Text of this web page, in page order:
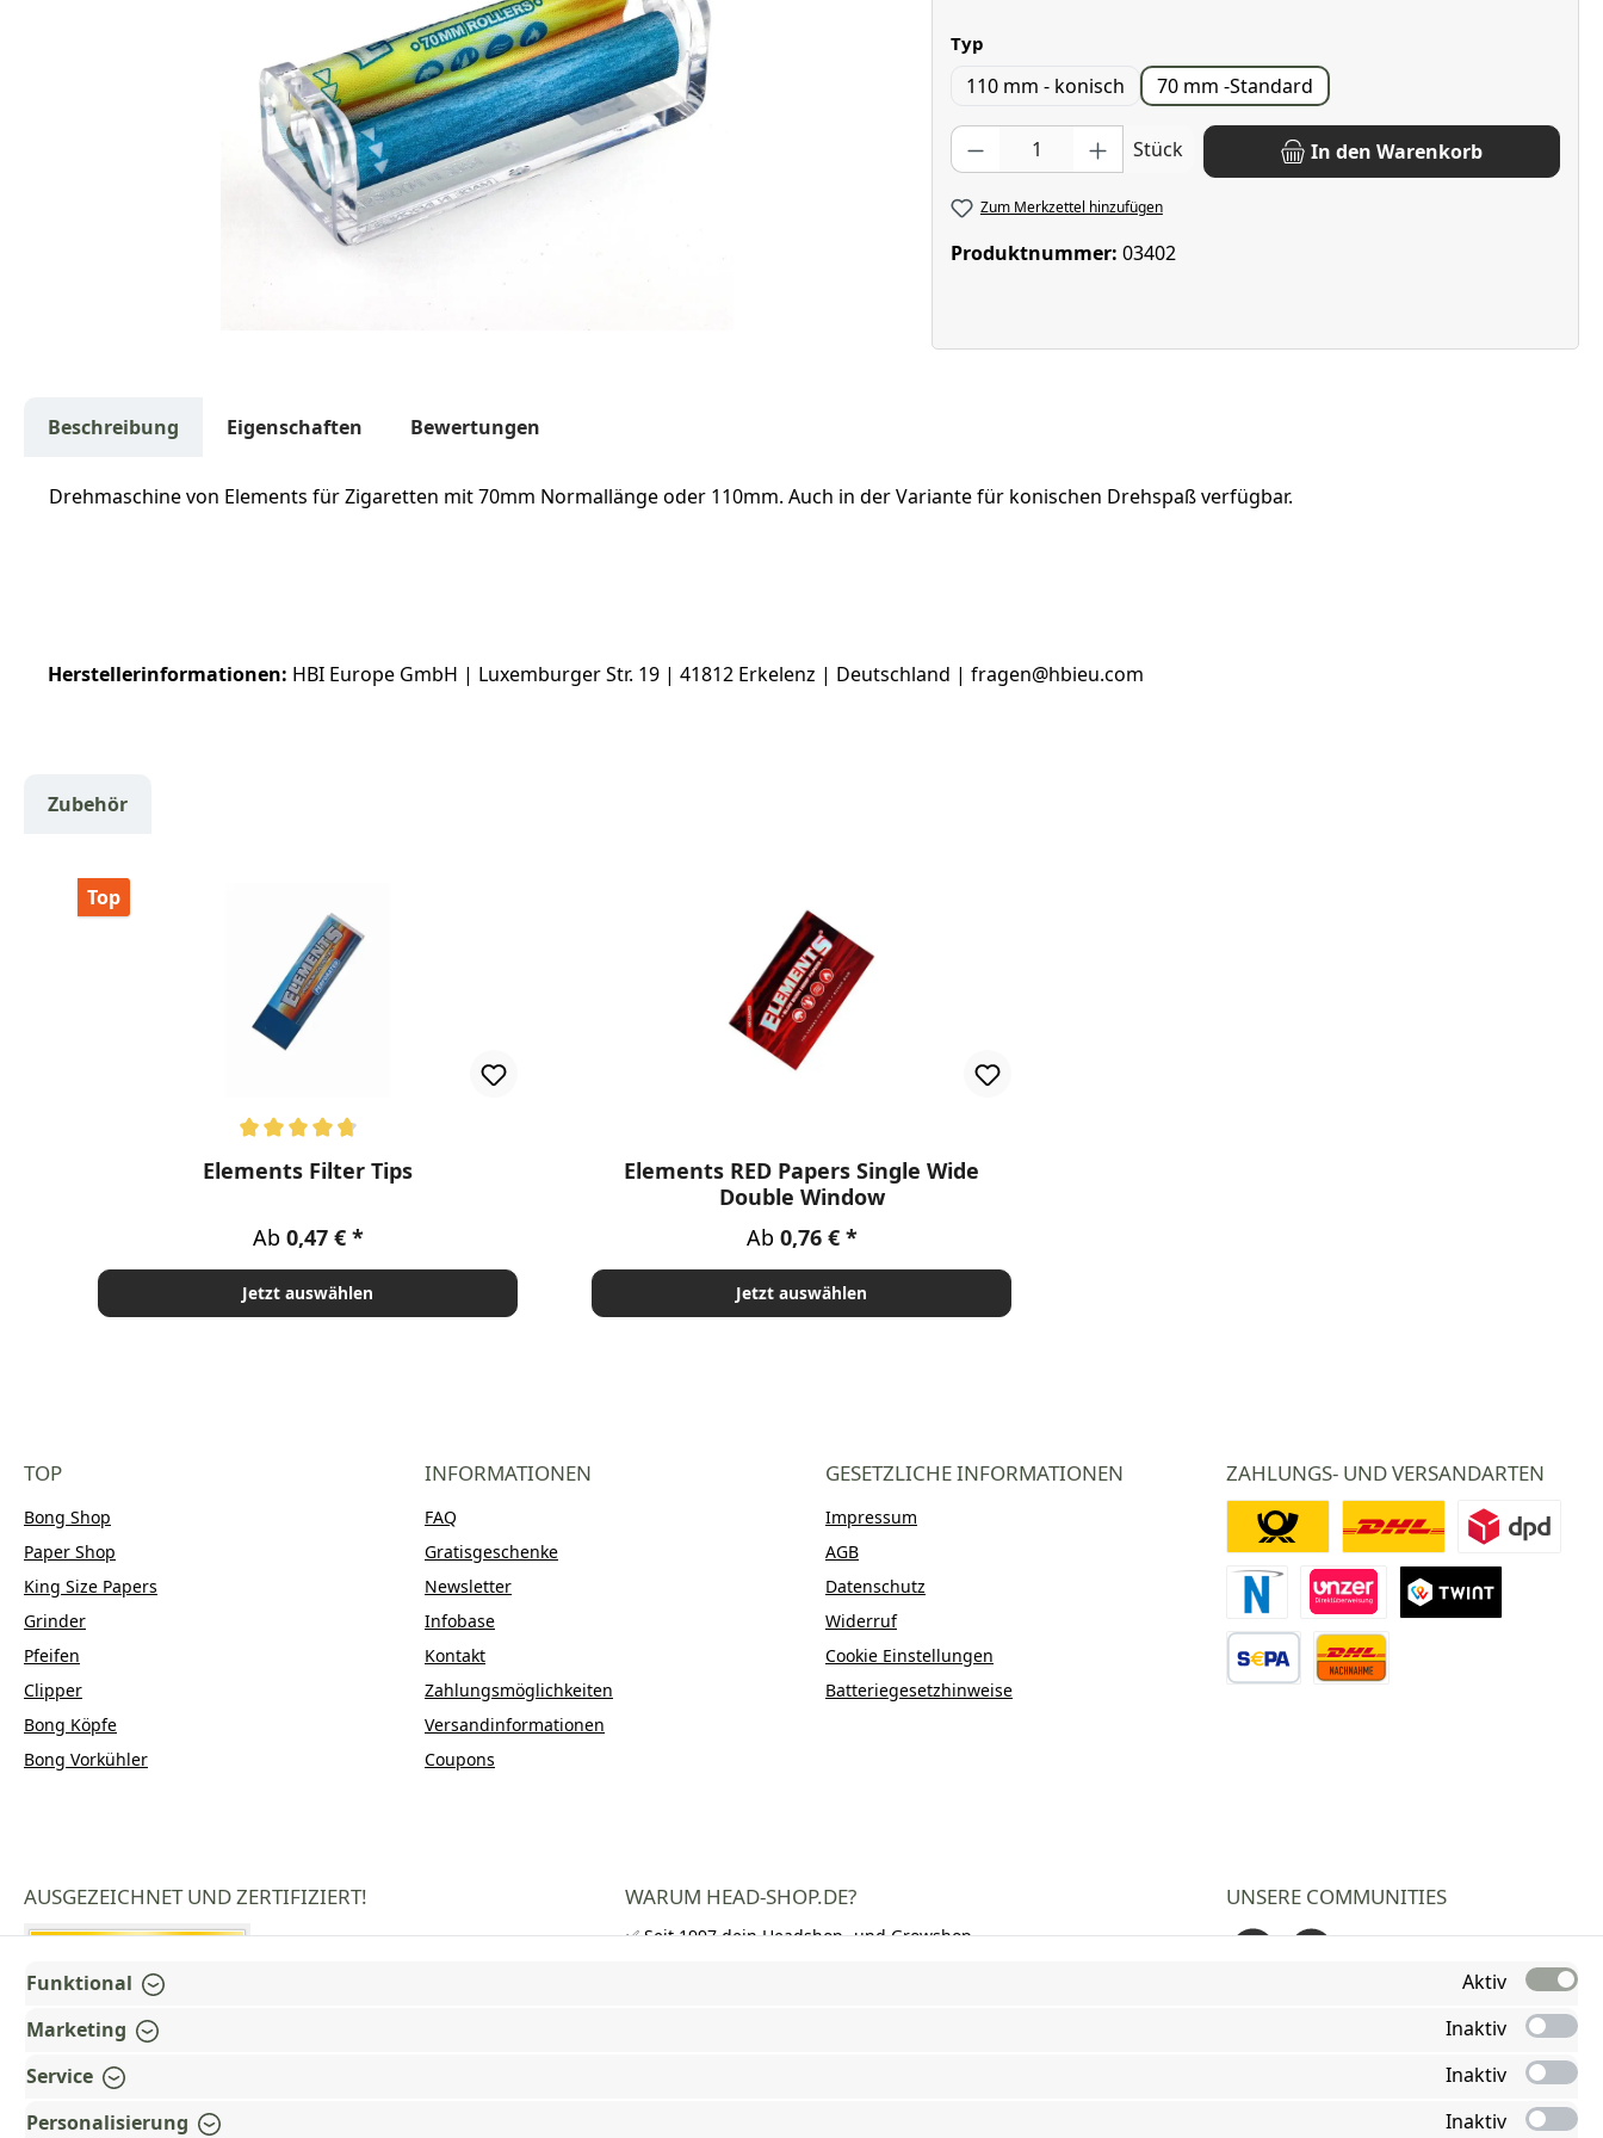
Typauswählen
110 mm - konisch 70 mm -Standard
Produkt Anzahl: Gib den gewünschten Wert ein oder benutze die Schaltflächen
Stück In den Warenkorb
Zum Merkzettel hinzufügen
Produktnummer: 03402
Beschreibung Eigenschaften Bewertungen
Drehmaschine von Elements für Zigaretten mit 70mm Normallänge oder 110mm. Auch in der Variante für konischen Drehspaß verfügbar.
Herstellerinformationen: HBI Europe GmbH | Luxemburger Str. 19 | 41812 Erkelenz | Deutschland | fragen@hbieu.com
Zubehör
Produktgalerie überspringen
Top
Durchschnittliche Bewertung von 4.67 von 5 Sternen
Elements Filter Tips
Regulärer Preis:
Ab 0,47 €
Jetzt auswählen
Elements RED Papers Single Wide
Double Window
Regulärer Preis:
Ab 0,76 €
Jetzt auswählen
TOP
Bong Shop
Paper Shop
King Size Papers
Grinder
Pfeifen
Clipper
Bong Köpfe
Bong Vorkühler
INFORMATIONEN
FAQ
Gratisgeschenke
Newsletter
Infobase
Kontakt
Zahlungsmöglichkeiten
Versandinformationen
Coupons
GESETZLICHE INFORMATIONEN
Impressum
AGB
Datenschutz
Widerruf
Cookie Einstellungen
Batteriegesetzhinweise
ZAHLUNGS- UND VERSANDARTEN
Novalnet ZahlungDirektüberweisung
Deutsche PostDHL DPD
AUSGEZEICHNET UND ZERTIFIZIERT! WARUM HEAD-SHOP.DE?
✅ Seit 1997 dein Headshop- und Growshop-
UNSERE COMMUNITIES
Funktional
Aktiv
Marketing
Inaktiv
Service
Inaktiv
Personalisierung
Inaktiv